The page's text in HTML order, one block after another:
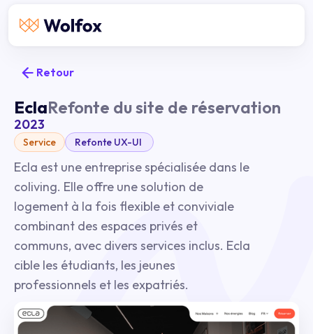
Retour
EclaRefonte du site de réservation
2023
Service Refonte UX-UI
Ecla est une entreprise spécialisée dans le
coliving. Elle offre une solution de
logement à la fois flexible et conviviale
combinant des espaces privés et
communs, avec divers services inclus. Ecla
cible les étudiants, les jeunes
professionnels et les expatriés.